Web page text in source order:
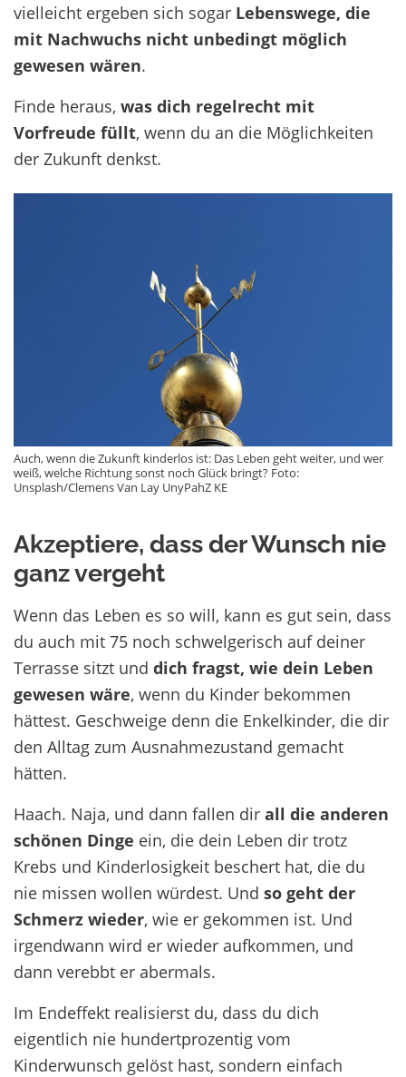
vielleicht ergeben sich sogar Lebenswege, die
mit Nachwuchs nicht unbedingt möglich
gewesen wären.
Finde heraus, was dich regelrecht mit
Vorfreude füllt, wenn du an die Möglichkeiten
der Zukunft denkst.
Auch, wenn die Zukunft kinderlos ist: Das Leben geht weiter, und wer
weiß, welche Richtung sonst noch Glück bringt? Foto:
Unsplash/Clemens Van Lay UnyPahZ KE
Akzeptiere, dass der Wunsch nie
ganz vergeht
Wenn das Leben es so will, kann es gut sein, dass
du auch mit 75 noch schwelgerisch auf deiner
Terrasse sitzt und dich fragst, wie dein Leben
gewesen wäre, wenn du Kinder bekommen
hättest. Geschweige denn die Enkelkinder, die dir
den Alltag zum Ausnahmezustand gemacht
hätten.
Haach. Naja, und dann fallen dir all die anderen
schönen Dinge ein, die dein Leben dir trotz
Krebs und Kinderlosigkeit beschert hat, die du
nie missen wollen würdest. Und so geht der
Schmerz wieder, wie er gekommen ist. Und
irgendwann wird er wieder aufkommen, und
dann verebbt er abermals.
Im Endeffekt realisierst du, dass du dich
eigentlich nie hundertprozentig vom
Kinderwunsch gelöst hast, sondern einfach